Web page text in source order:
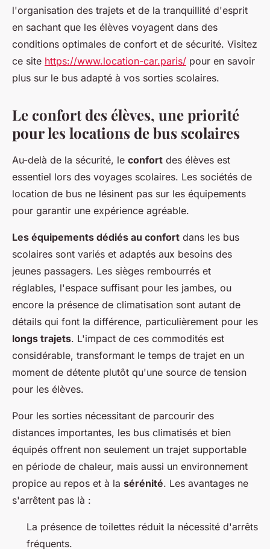
l'organisation des trajets et de la tranquillité d'esprit
en sachant que les élèves voyagent dans des
conditions optimales de confort et de sécurité. Visitez
ce site https://www.location-car.paris/ pour en savoir
plus sur le bus adapté à vos sorties scolaires.
Le confort des élèves, une priorité
pour les locations de bus scolaires
Au-delà de la sécurité, le confort des élèves est
essentiel lors des voyages scolaires. Les sociétés de
location de bus ne lésinent pas sur les équipements
pour garantir une expérience agréable.
Les équipements dédiés au confort dans les bus
scolaires sont variés et adaptés aux besoins des
jeunes passagers. Les sièges rembourrés et
réglables, l'espace suffisant pour les jambes, ou
encore la présence de climatisation sont autant de
détails qui font la différence, particulièrement pour les
longs trajets. L'impact de ces commodités est
considérable, transformant le temps de trajet en un
moment de détente plutôt qu'une source de tension
pour les élèves.
Pour les sorties nécessitant de parcourir des
distances importantes, les bus climatisés et bien
équipés offrent non seulement un trajet supportable
en période de chaleur, mais aussi un environnement
propice au repos et à la sérénité. Les avantages ne
s'arrêtent pas là :
La présence de toilettes réduit la nécessité d'arrêts
fréquents.